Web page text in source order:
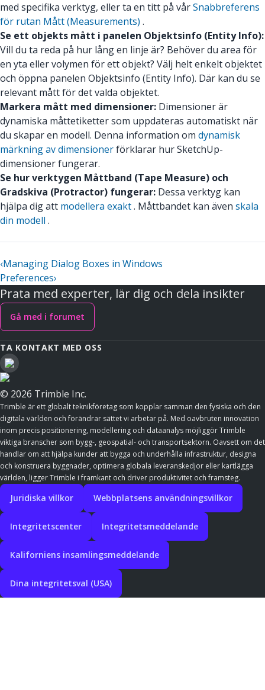
med specifika verktyg, eller ta en titt på vårSnabbreferens
för rutan Mått (Measurements) .
Se ett objekts mått i panelen Objektsinfo (Entity Info):
Vill du ta reda på hur lång en linje är? Behöver du area för
en yta eller volymen för ett objekt? Välj helt enkelt objektet
och öppna panelen Objektsinfo (Entity Info). Där kan du se
relevant mått för det valda objektet.
Markera mått med dimensioner: Dimensioner är
dynamiska måttetiketter som uppdateras automatiskt när
du skapar en modell. Denna information om dynamisk
märkning av dimensionerförklarar hur SketchUp-
dimensioner fungerar.
Se hur verktygen Måttband (Tape Measure) och
Gradskiva (Protractor) fungerar: Dessa verktyg kan
hjälpa dig att modellera exakt. Måttbandet kan även skala
din modell .
‹Managing Dialog Boxes in Windows
Preferences›
Prata med experter, lär dig och dela insikter
Gå med i forumet
TA KONTAKT MED OSS
© 2026 Trimble Inc.
Trimble är ett globalt teknikföretag som kopplar samman den fysiska och den
digitala världen och förändrar sättet vi arbetar på. Med oavbruten innovation
inom precis positionering, modellering och dataanalys möjliggör Trimble
viktiga branscher som bygg-, geospatial- och transportsektorn. Oavsett om det
handlar om att hjälpa kunder att bygga och underhålla infrastruktur, designa
och konstruera byggnader, optimera globala leveranskedjor eller kartlägga
världen, ligger Trimble i framkant och driver produktivitet och framsteg.
Juridiska villkor Webbplatsens användningsvillkor
Integritetscenter Integritetsmeddelande
Kaliforniens insamlingsmeddelande
Dina integritetsval (USA)